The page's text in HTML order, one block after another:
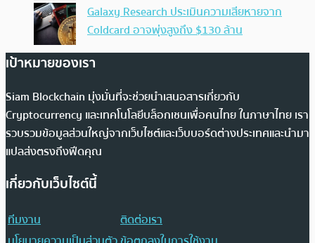
Galaxy Research ประเมินความเสียหายจาก
Coldcard อาจพุ่งสูงถึง $130 ล้าน
เป้าหมายของเรา
Siam Blockchain มุ่งมั่นที่จะช่วยนำเสนอสารเกี่ยวกับ
Cryptocurrency และเทคโนโลยีบล็อกเชนเพื่อคนไทย ในภาษาไทย เรา
รวบรวมข้อมูลส่วนใหญ่จากเว็บไซต์และเว็บบอร์ดต่างประเทศและนำมา
แปลส่งตรงถึงฟีดคุณ
เกี่ยวกับเว็บไซต์นี้
ทีมงาน
ติดต่อเรา